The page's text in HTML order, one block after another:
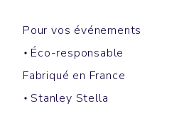
Pour vos événements
Éco-responsable
Fabriqué en France
Stanley Stella
Polos manches longues
PREPSTER LONG SLEEVES